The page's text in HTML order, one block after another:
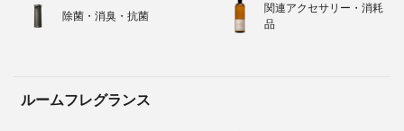
除菌・消臭・抗菌
関連アクセサリー・消耗
品
ルームフレグランス